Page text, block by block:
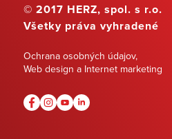
© 2017 HERZ, spol. s r.o.
Všetky práva vyhradené
Ochrana osobných údajov,
Web design a Internet marketing